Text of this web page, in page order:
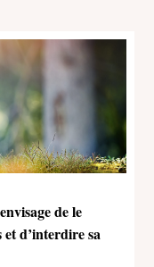
de le
et d’interdire sa